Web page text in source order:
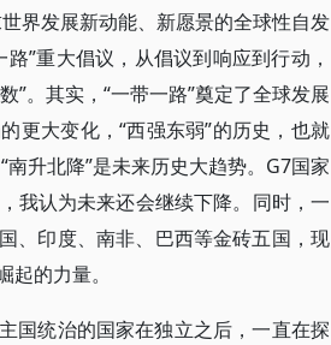
界发展新动能、新愿景的全球性自发
”重大倡议，从倡议到响应到行动，
”。其实，“一带一路”奠定了全球发展
更大变化，“西强东弱”的历史，也就
升北降”是未来历史大趋势。G7国家
我认为未来还会继续下降。同时，一
、印度、南非、巴西等金砖五国，现
的力量。
国统治的国家在独立之后，一直在探